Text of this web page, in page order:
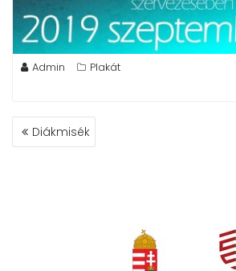
Admin Plakát
BEJEGYZÉS
NAVIGÁCIÓ
Diákmisék